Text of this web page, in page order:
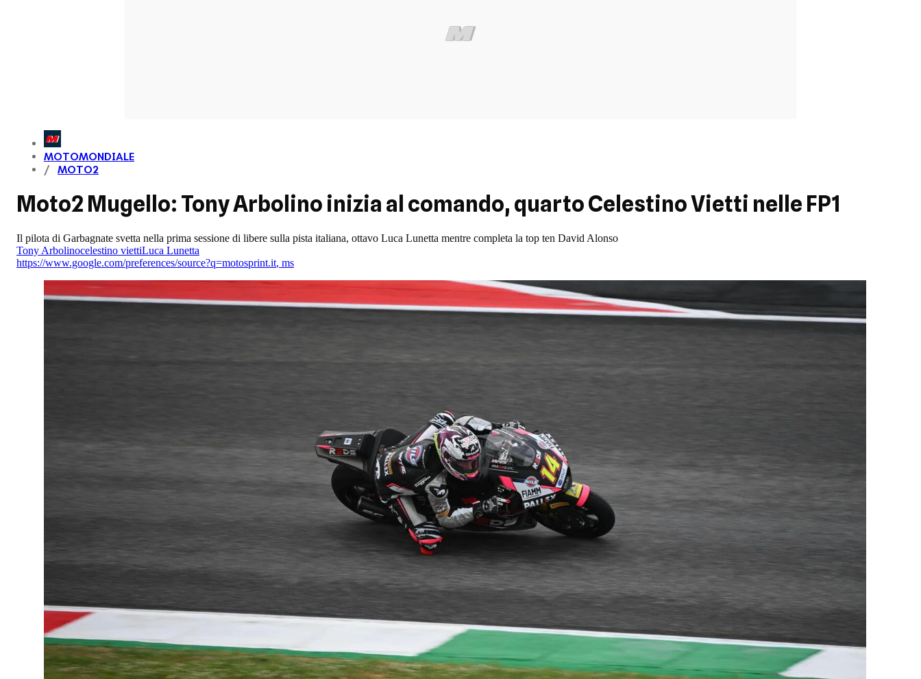
MOTOMONDIALE
MOTO2
Moto2 Mugello: Tony Arbolino inizia al comando, quarto Celestino Vietti nelle FP1
Il pilota di Garbagnate svetta nella prima sessione di libere sulla pista italiana, ottavo Luca Lunetta mentre completa la top ten David Alonso
Tony Arbolinocelestino viettiLuca Lunetta
https://www.google.com/preferences/source?q=motosprint.it, ms